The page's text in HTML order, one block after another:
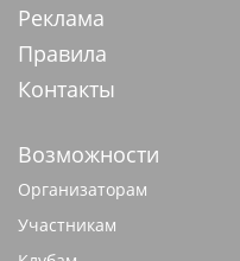
Реклама
Правила
Контакты
Возможности
Организаторам
Участникам